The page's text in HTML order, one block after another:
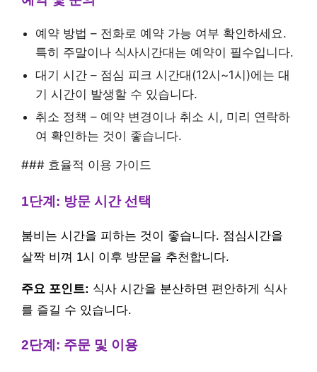
예약 방법 – 전화로 예약 가능 여부 확인하세요.
특히 주말이나 식사시간대는 예약이 필수입니다.
대기 시간 – 점심 피크 시간대(12시~1시)에는 대
기 시간이 발생할 수 있습니다.
취소 정책 – 예약 변경이나 취소 시, 미리 연락하
여 확인하는 것이 좋습니다.
### 효율적 이용 가이드
1단계: 방문 시간 선택
붐비는 시간을 피하는 것이 좋습니다. 점심시간을
살짝 비껴 1시 이후 방문을 추천합니다.
주요 포인트: 식사 시간을 분산하면 편안하게 식사
를 즐길 수 있습니다.
2단계: 주문 및 이용